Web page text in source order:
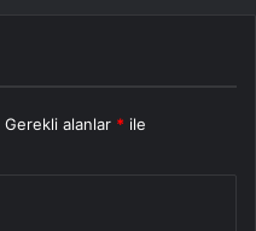
Gerekli alanlar * ile